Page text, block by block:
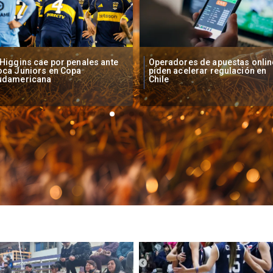
de apuestas online
acelerar regulación en
Fallece Lucy López Cruz,
primera medallista chilena en
Juegos Panamericanos